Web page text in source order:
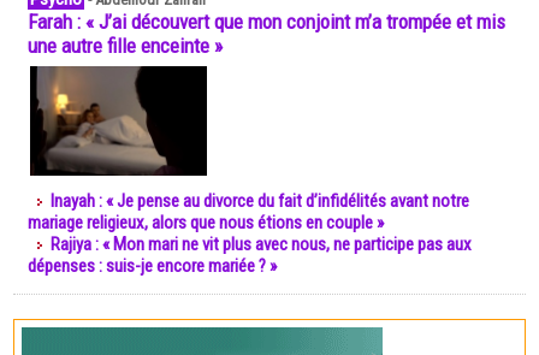
Farah : « J’ai découvert que mon conjoint m’a trompée et mis
une autre fille enceinte »
Inayah : « Je pense au divorce du fait d’infidélités avant notre
mariage religieux, alors que nous étions en couple »
Rajiya : « Mon mari ne vit plus avec nous, ne participe pas aux
dépenses : suis-je encore mariée ? »